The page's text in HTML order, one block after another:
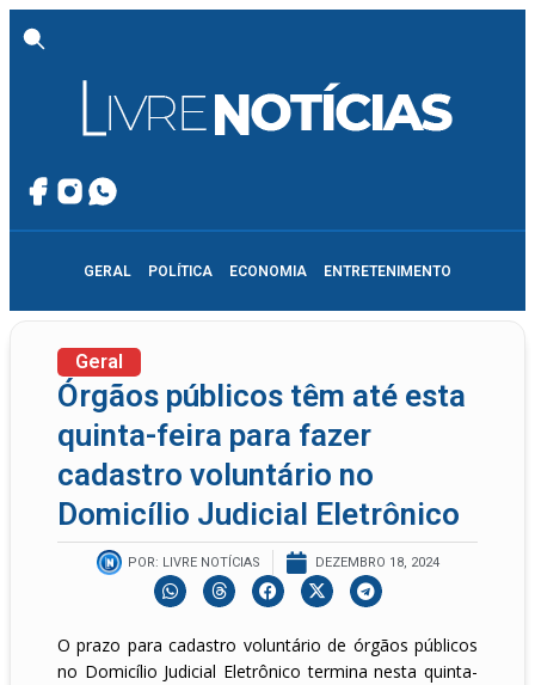
GERAL POLÍTICA ECONOMIA ENTRETENIMENTO
Geral
Órgãos públicos têm até esta
quinta-feira para fazer
cadastro voluntário no
Domicílio Judicial Eletrônico
POR: LIVRE NOTÍCIAS DEZEMBRO 18, 2024
O prazo para cadastro voluntário de órgãos públicos
no Domicílio Judicial Eletrônico termina nesta quinta-